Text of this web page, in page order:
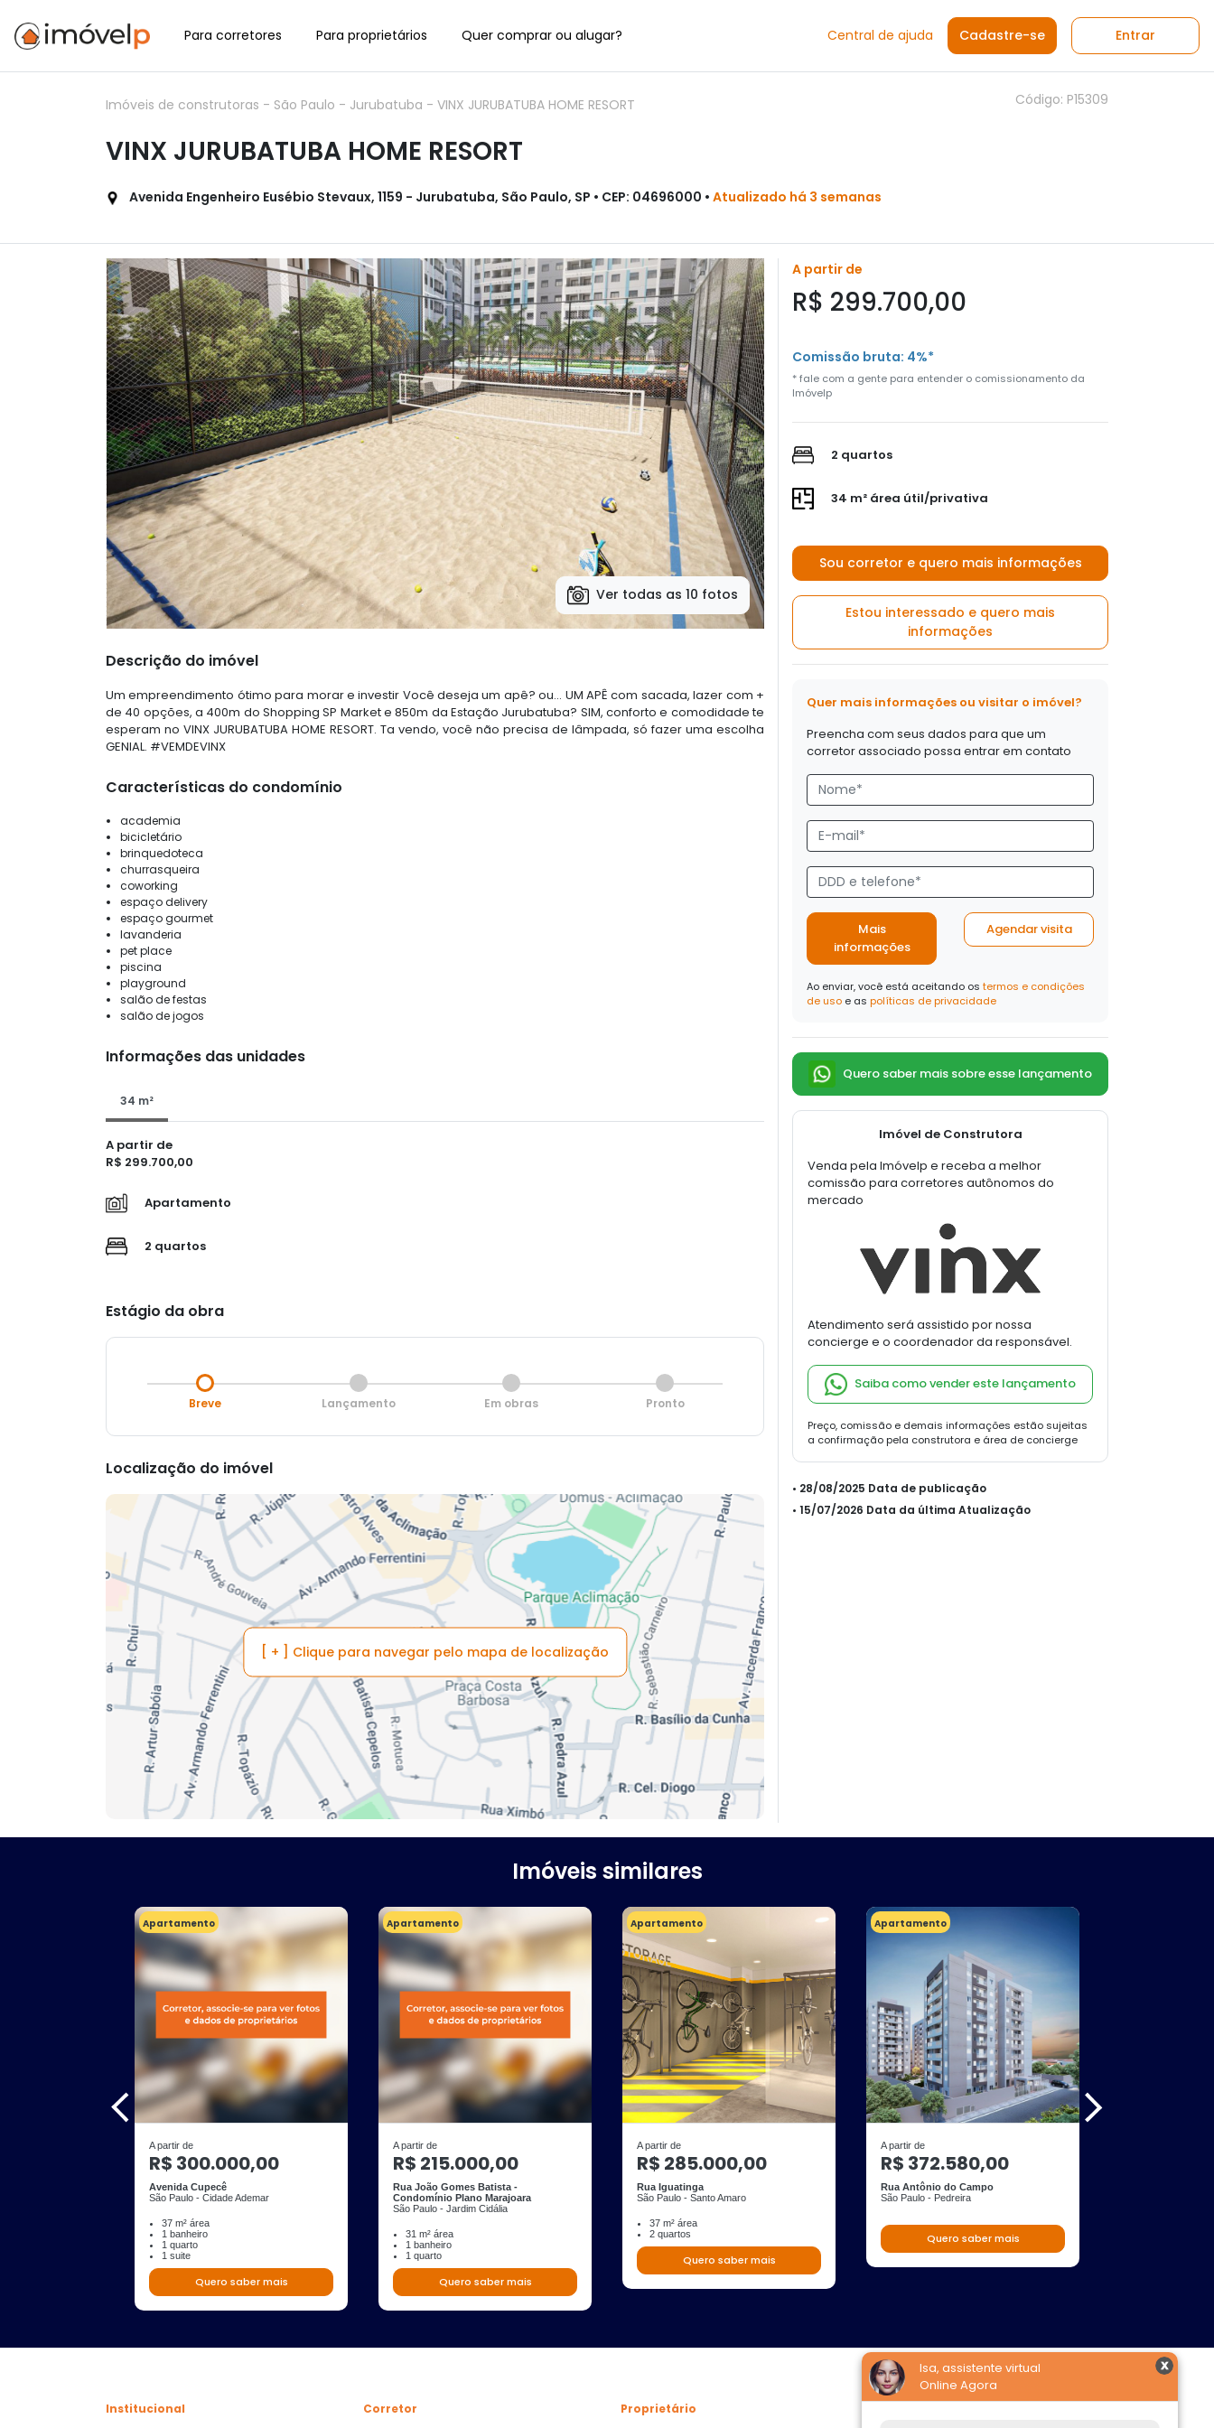
Para corretores Para proprietários Quer comprar ou alugar? Central de ajuda Cadastre-se Entrar
Imóveis de construtoras - São Paulo - Jurubatuba - VINX JURUBATUBA HOME RESORT Código: P15309
VINX JURUBATUBA HOME RESORT
Avenida Engenheiro Eusébio Stevaux, 1159 - Jurubatuba, São Paulo, SP • CEP: 04696000 • Atualizado há 3 semanas
Ver todas as 10 fotos
Descrição do imóvel
Um empreendimento ótimo para morar e investir Você deseja um apê? ou... UM APÊ com sacada, lazer com +
de 40 opções, a 400m do Shopping SP Market e 850m da Estação Jurubatuba? SIM, conforto e comodidade te
esperam no VINX JURUBATUBA HOME RESORT. Ta vendo, você não precisa de lâmpada, só fazer uma escolha
GENIAL. #VEMDEVINX
Características do condomínio
academia
bicicletário
brinquedoteca
churrasqueira
coworking
espaço delivery
espaço gourmet
lavanderia
pet place
piscina
playground
salão de festas
salão de jogos
Informações das unidades
34 m²
A partir de
R$ 299.700,00
Apartamento
2 quartos
Estágio da obra
Breve Lançamento Em obras Pronto
Localização do imóvel
[ + ] Clique para navegar pelo mapa de localização
A partir de
R$ 299.700,00
Comissão bruta: 4%*
* fale com a gente para entender o comissionamento da
Imóvelp
2 quartos
34 m² área útil/privativa
Sou corretor e quero mais informações
Estou interessado e quero mais
informações
Quer mais informações ou visitar o imóvel?
Preencha com seus dados para que um
corretor associado possa entrar em contato
Mais
informações
Agendar visita
Ao enviar, você está aceitando os termos e condições
de uso e as políticas de privacidade
Quero saber mais sobre esse lançamento
Imóvel de Construtora
Venda pela Imóvelp e receba a melhor
comissão para corretores autônomos do
mercado
Atendimento será assistido por nossa
concierge e o coordenador da responsável.
Saiba como vender este lançamento
Preço, comissão e demais informações estão sujeitas
a confirmação pela construtora e área de concierge
• 28/08/2025 Data de publicação
• 15/07/2026 Data da última Atualização
Imóveis similares
Apartamento
A partir de
R$ 300.000,00
Avenida Cupecê
São Paulo - Cidade Ademar
37 m² área
1 banheiro
1 quarto
1 suite
Quero saber mais
Apartamento
A partir de
R$ 215.000,00
Rua João Gomes Batista -
Condomínio Plano Marajoara
São Paulo - Jardim Cidália
31 m² área
1 banheiro
1 quarto
Quero saber mais
Apartamento
A partir de
R$ 285.000,00
Rua Iguatinga
São Paulo - Santo Amaro
37 m² área
2 quartos
Quero saber mais
Apartamento
A partir de
R$ 372.580,00
Rua Antônio do Campo
São Paulo - Pedreira
Quero saber mais
Isa, assistente virtual
Online Agora
Institucional
Corretor
Proprietário